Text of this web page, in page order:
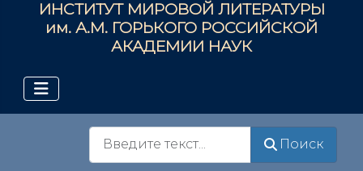
ИНСТИТУТ МИРОВОЙ ЛИТЕРАТУРЫ
им. А.М. ГОРЬКОГО РОССИЙСКОЙ
АКАДЕМИИ НАУК
Поиск